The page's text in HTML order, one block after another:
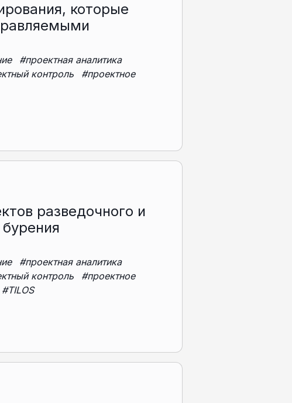
которые
#проектная аналитика
контроль
#проектное
разведочного и
#проектная аналитика
контроль
#проектное
#TILOS